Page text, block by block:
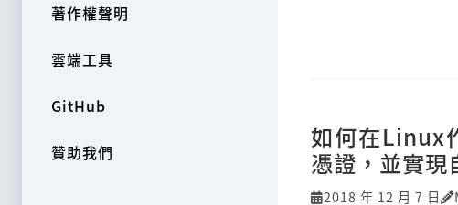
著作權聲明
雲端工具
GitHub
贊助我們
如何在Linux
憑證，並實現
2018 年 12 月 7 日